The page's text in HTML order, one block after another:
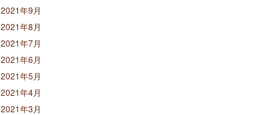
2021年9月
2021年8月
2021年7月
2021年6月
2021年5月
2021年4月
2021年3月